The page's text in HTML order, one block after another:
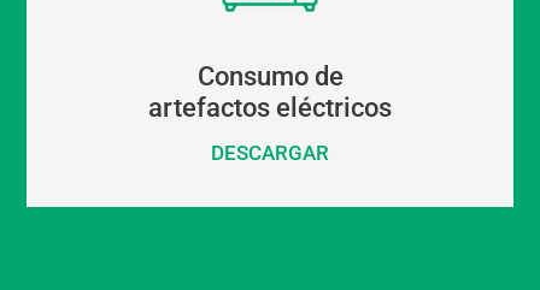
Consumo de
artefactos eléctricos
DESCARGAR